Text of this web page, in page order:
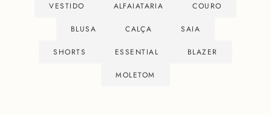
VESTIDO ALFAIATARIA COURO
BLUSA CALÇA SAIA
SHORTS ESSENTIAL BLAZER
MOLETOM